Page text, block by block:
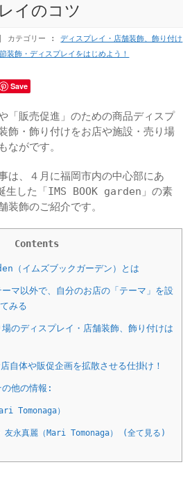
イのコツ
カテゴリー :ディスプレイ・店舗装飾、飾り付け
装飾・ディスプレイをはじめよう！
Save
「販売促進」のための商品ディスプ
飾・飾り付けをお店や施設・売り場
ながです。
は、４月に福岡市内の中心部にあ
生した「IMS BOOK garden」の素
装飾のご紹介です。
Contents
（イムズブックガーデン）とは
マ以外で、自分のお店の「テーマ」を設
みる
のディスプレイ・店舗装飾、飾り付けは
自体や販促企画を拡散させる仕掛け！
の他の情報:
Tomonaga）
永真麗（Mari Tomonaga） (全て見る)